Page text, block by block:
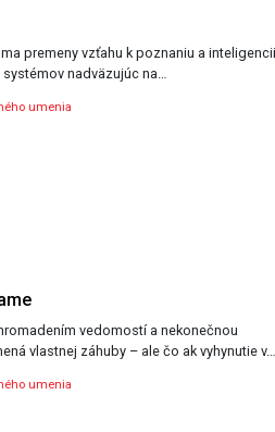
premeny vzťahu k poznaniu a
nadväzujúc na…
umenia
vedomostí a nekonečnou
vlastnej záhuby – ale čo ak vyhynutie v…
umenia